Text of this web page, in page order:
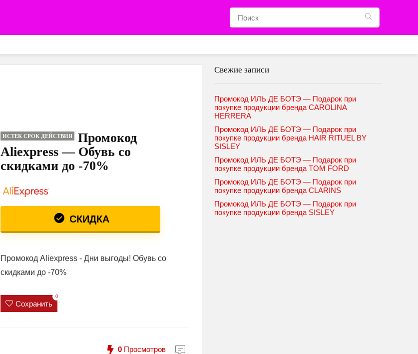
ИСТЕК СРОК ДЕЙСТВИЯ
Промокод
Aliexpress — Обувь со
скидками до -70%
СКИДКА
Промокод Aliexpress - Дни выгоды! Обувь со
скидками до -70%
Сохранить
0
0 Просмотров
Свежие записи
Промокод ИЛЬ ДЕ БОТЭ — Подарок при
покупке продукции бренда CAROLINA
HERRERA
Промокод ИЛЬ ДЕ БОТЭ — Подарок при
покупке продукции бренда HAIR RITUEL BY
SISLEY
Промокод ИЛЬ ДЕ БОТЭ — Подарок при
покупке продукции бренда TOM FORD
Промокод ИЛЬ ДЕ БОТЭ — Подарок при
покупке продукции бренда CLARINS
Промокод ИЛЬ ДЕ БОТЭ — Подарок при
покупке продукции бренда SISLEY